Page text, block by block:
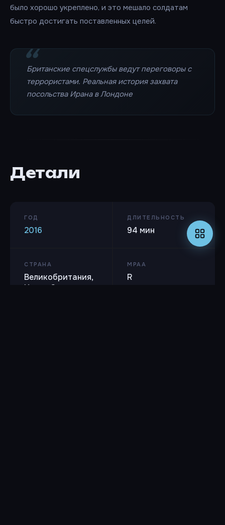
было хорошо укреплено, и это мешало солдатам
быстро достигать поставленных целей.
Британские спецслужбы ведут переговоры с
террористами. Реальная история захвата
посольства Ирана в Лондоне
Детали
ГОД
2016
ДЛИТЕЛЬНОСТЬ
94 мин
СТРАНА
Великобритания,
Новая Зеландия
MPAA
R